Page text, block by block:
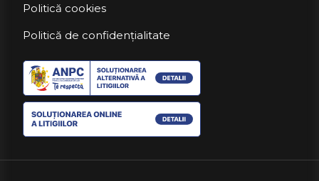
Politică cookies
Politică de confidențialitate